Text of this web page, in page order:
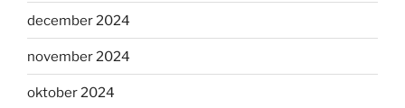
december 2024
november 2024
oktober 2024